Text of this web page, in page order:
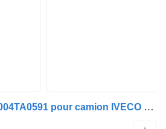
Générateur IVECO A004TA0591 pour camion IVECO Stralis 2013>